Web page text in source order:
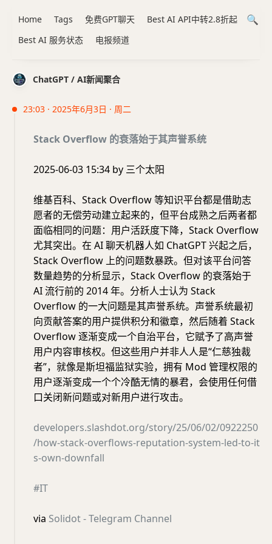
ChatGPT / AI新闻聚合
23:03 · 2025年6月3日 · 周二
Stack Overflow 的衰落始于其声誉系统
2025-06-03 15:34 by 三个太阳
维基百科、Stack Overflow 等知识平台都是借助志
愿者的无偿劳动建立起来的，但平台成熟之后两者都
面临相同的问题：用户活跃度下降，Stack Overflow
尤其突出。在 AI 聊天机器人如 ChatGPT 兴起之后，
Stack Overflow 上的问题数暴跌。但对该平台问答
数量趋势的分析显示，Stack Overflow 的衰落始于
AI 流行前的 2014 年。分析人士认为 Stack
Overflow 的一大问题是其声誉系统。声誉系统最初
向贡献答案的用户提供积分和徽章，然后随着 Stack
Overflow 逐渐变成一个自治平台，它赋予了高声誉
用户内容审核权。但这些用户并非人人是“仁慈独裁
者”，就像是斯坦福监狱实验，拥有 Mod 管理权限的
用户逐渐变成一个个冷酷无情的暴君，会使用任何借
口关闭新问题或对新用户进行攻击。
developers.slashdot.org/story/25/06/02/0922250
/how-stack-overflows-reputation-system-led-to-it
s-own-downfall
#IT
via Solidot - Telegram Channel
Home Tags 免费GPT聊天
Best AI API中转2.8折起
Best AI 服务状态
电报频道